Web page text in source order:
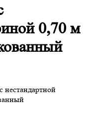
0,70 м
нестандартной